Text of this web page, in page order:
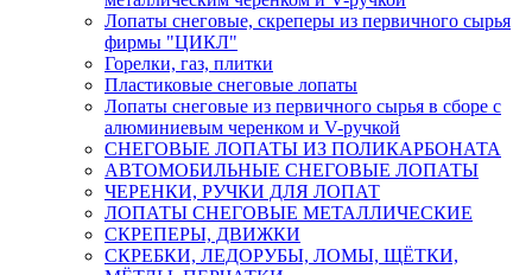
Лопаты снеговые, скреперы из первичного сырья
фирмы "ЦИКЛ"
Горелки, газ, плитки
Пластиковые снеговые лопаты
Лопаты снеговые из первичного сырья в сборе с
алюминиевым черенком и V-ручкой
СНЕГОВЫЕ ЛОПАТЫ ИЗ ПОЛИКАРБОНАТА
АВТОМОБИЛЬНЫЕ СНЕГОВЫЕ ЛОПАТЫ
ЧЕРЕНКИ, РУЧКИ ДЛЯ ЛОПАТ
ЛОПАТЫ СНЕГОВЫЕ МЕТАЛЛИЧЕСКИЕ
СКРЕПЕРЫ, ДВИЖКИ
СКРЕБКИ, ЛЕДОРУБЫ, ЛОМЫ, ЩЁТКИ,